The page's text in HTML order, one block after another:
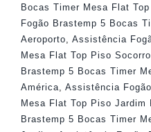
Bocas Timer Mesa Flat
Fogão Brastemp 5 Bocas
Aeroporto
Assistência
Mesa Flat Top Piso Socorro
Brastemp 5 Bocas Timer
América
Assistência
Mesa Flat Top Piso Jardim
Brastemp 5 Bocas Timer